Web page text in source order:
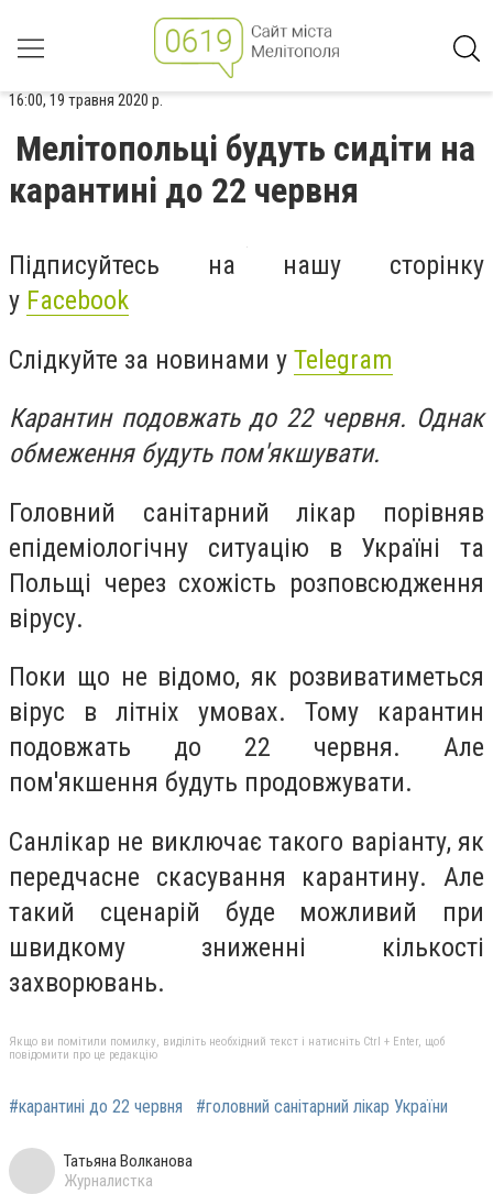
16:00, 19 травня 2020 р.
Мелітопольці будуть сидіти на
карантині до 22 червня
Підписуйтесь на нашу сторінку
у Facebook
Слідкуйте за новинами у Telegram
Карантин подовжать до 22 червня. Однак
обмеження будуть пом'якшувати.
Головний санітарний лікар порівняв
епідеміологічну ситуацію в Україні та
Польщі через схожість розповсюдження
вірусу.
Поки що не відомо, як розвиватиметься
вірус в літніх умовах. Тому карантин
подовжать до 22 червня. Але
пом'якшення будуть продовжувати.
Санлікар не виключає такого варіанту, як
передчасне скасування карантину. Але
такий сценарій буде можливий при
швидкому зниженні кількості
захворювань.
Якщо ви помітили помилку, виділіть необхідний текст і натисніть Ctrl + Enter, щоб
повідомити про це редакцію
#карантині до 22 червня #головний санітарний лікар України
Татьяна Волканова
Журналистка